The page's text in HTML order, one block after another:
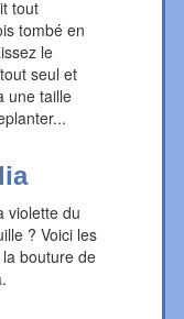
tout
tombé en
le
seul et
une taille
violette du
? Voici les
bouture de